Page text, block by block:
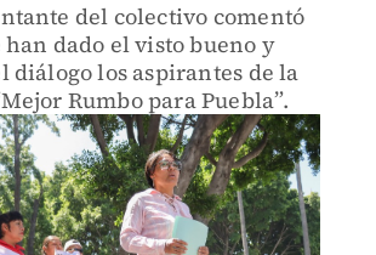
del colectivo comentó
han dado el visto bueno y
diálogo los aspirantes de la
Rumbo para Puebla”.